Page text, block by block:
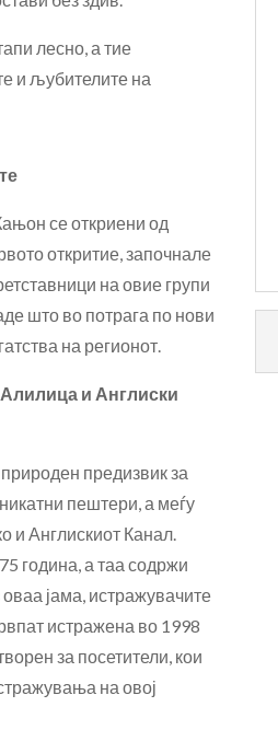
лесно, а тие
и љубителите на
се откриени од
откритие, започнале
на овие групи
што во потрага по нови
на регионот.
и Англиски
предизвик за
пештери, а меѓу
и Англискиот Канал.
година, а таа содржи
јама, истражувачите
истражена во 1998
за посетители, кои
на овој